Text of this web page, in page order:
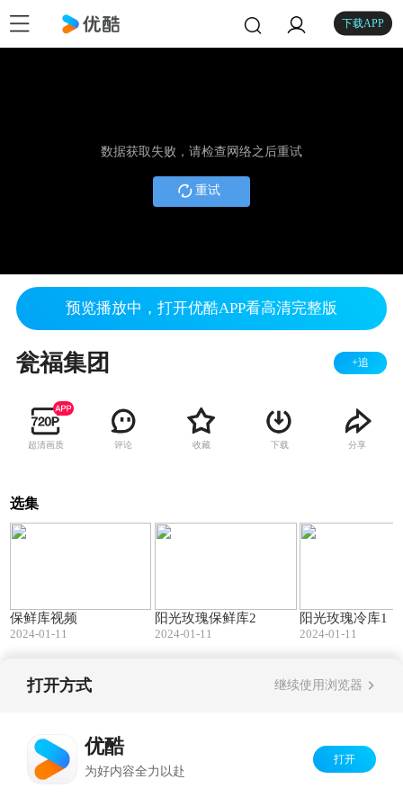
下载APP
数据获取失败，请检查网络之后重试
重试
预览播放中，打开优酷APP看高清完整版
瓮福集团 +追
超清画质 评论 收藏 下载 分享
选集
保鲜库视频
2024-01-11
阳光玫瑰保鲜库2
2024-01-11
阳光玫瑰冷库1
2024-01-11
打开方式 继续使用浏览器
优酷
为好内容全力以赴
打开